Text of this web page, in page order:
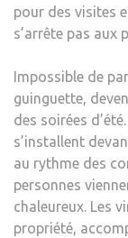
pour des visites
s’arrête pas aux
Impossible de
guinguette,
des soirées
s’installent
au rythme des
personnes
chaleureux. Les
propriété,